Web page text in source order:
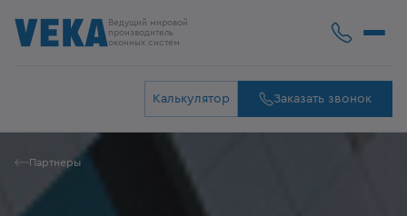
Ведущий мировой
производитель
оконных систем
Калькулятор Заказать звонок
Партнеры